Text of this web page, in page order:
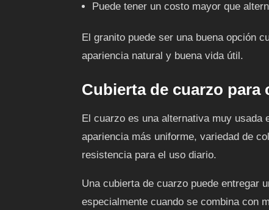
Puede tener un costo mayor que
El granito puede ser una buena opción
apariencia natural y buena vida útil.
Cubierta de cuarzo para
El cuarzo es una alternativa muy
apariencia más uniforme, variedad de
resistencia para el uso diario.
Una cubierta de cuarzo puede entregar
especialmente cuando se combina con